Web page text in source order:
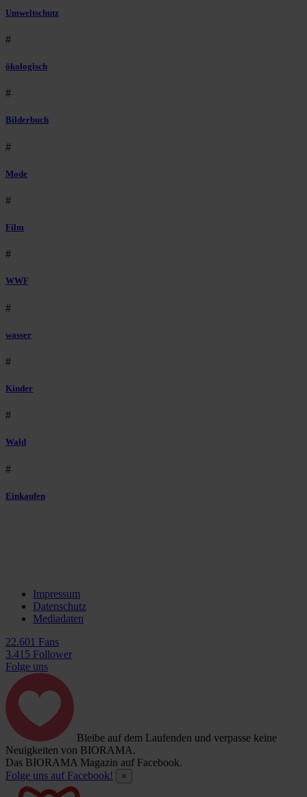
Umweltschutz
#
ökologisch
#
Bilderbuch
#
Mode
#
Film
#
WWF
#
wasser
#
Kinder
#
Wald
#
Einkaufen
Impressum
Datenschutz
Mediadaten
22.601 Fans
3.415 Follower
Folge uns
Bleibe auf dem Laufenden und verpasse keine
Neuigkeiten von BIORAMA.
Das BIORAMA Magazin auf Facebook.
Folge uns auf Facebook!
×